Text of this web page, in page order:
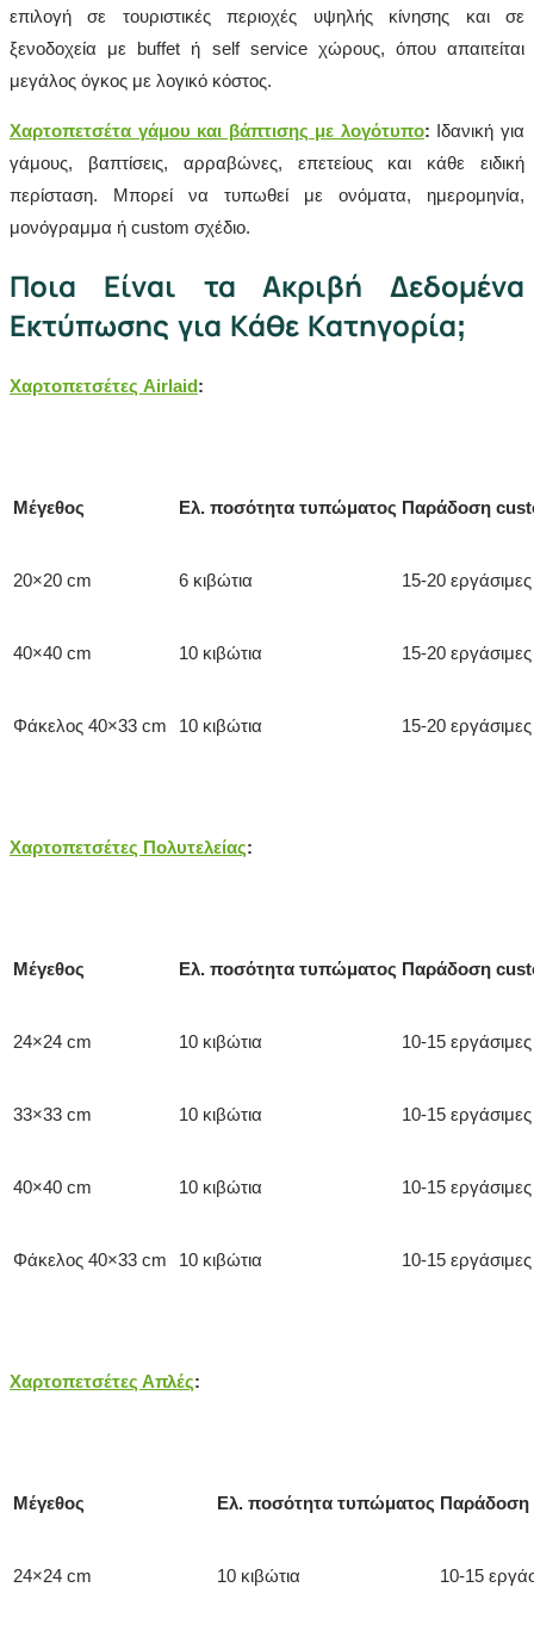
επιλογή σε τουριστικές περιοχές υψηλής κίνησης και σε
ξενοδοχεία με buffet ή self service χώρους, όπου απαιτείται
μεγάλος όγκος με λογικό κόστος.
Χαρτοπετσέτα γάμου και βάπτισης με λογότυπο: Ιδανική για
γάμους, βαπτίσεις, αρραβώνες, επετείους και κάθε ειδική
περίσταση. Μπορεί να τυπωθεί με ονόματα, ημερομηνία,
μονόγραμμα ή custom σχέδιο.
Ποια Είναι τα Ακριβή Δεδομένα
Εκτύπωσης για Κάθε Κατηγορία;
Χαρτοπετσέτες Airlaid:
Μέγεθος Ελ. ποσότητα τυπώματος Παράδοση
20×20 cm 6 κιβώτια 15-20 εργάσιμες
40×40 cm 10 κιβώτια 15-20 εργάσιμες
Φάκελος 40×33 cm 10 κιβώτια 15-20 εργάσιμες
Χαρτοπετσέτες Πολυτελείας:
Μέγεθος Ελ. ποσότητα τυπώματος Παράδοση
24×24 cm 10 κιβώτια 10-15 εργάσιμες
33×33 cm 10 κιβώτια 10-15 εργάσιμες
40×40 cm 10 κιβώτια 10-15 εργάσιμες
Φάκελος 40×33 cm 10 κιβώτια 10-15 εργάσιμες
Χαρτοπετσέτες Απλές:
Μέγεθος Ελ. ποσότητα τυπώματος Παράδοση
24×24 cm 10 κιβώτια 10-15